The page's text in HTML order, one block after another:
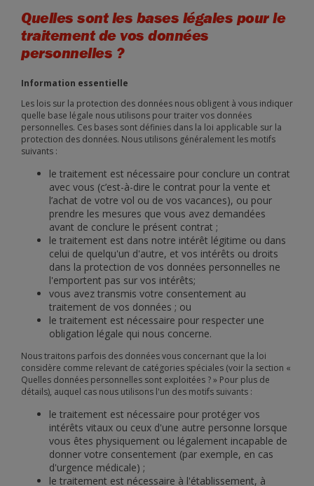
Quelles sont les bases légales pour le
traitement de vos données
personnelles ?
Information essentielle
Les lois sur la protection des données nous obligent à vous indiquer
quelle base légale nous utilisons pour traiter vos données
personnelles. Ces bases sont définies dans la loi applicable sur la
protection des données. Nous utilisons généralement les motifs
suivants :
le traitement est nécessaire pour conclure un contrat
avec vous (c’est-à-dire le contrat pour la vente et
l’achat de votre vol ou de vos vacances), ou pour
prendre les mesures que vous avez demandées
avant de conclure le présent contrat ;
le traitement est dans notre intérêt légitime ou dans
celui de quelqu'un d'autre, et vos intérêts ou droits
dans la protection de vos données personnelles ne
l'emportent pas sur vos intérêts;
vous avez transmis votre consentement au
traitement de vos données ; ou
le traitement est nécessaire pour respecter une
obligation légale qui nous concerne.
Nous traitons parfois des données vous concernant que la loi
considère comme relevant de catégories spéciales (voir la section «
Quelles données personnelles sont exploitées ? » Pour plus de
détails), auquel cas nous utilisons l'un des motifs suivants :
le traitement est nécessaire pour protéger vos
intérêts vitaux ou ceux d'une autre personne lorsque
vous êtes physiquement ou légalement incapable de
donner votre consentement (par exemple, en cas
d'urgence médicale) ;
le traitement est nécessaire à l'établissement, à